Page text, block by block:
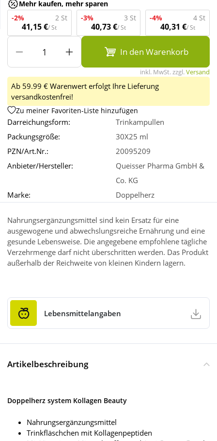
Wellness
Mehr kaufen, mehr sparen
-2%
2 St
41,15 €/ St
-3% 3 St
40,73 €/ St
-4% 4 St
40,31 €/ St
In den Warenkorb
inkl. MwSt. zzgl.Versand
Ab 59.99 € Warenwert erfolgt Ihre Lieferung
versandkostenfrei!
Zu meiner Favoriten-Liste hinzufügen
Darreichungsform:
Trinkampullen
Packungsgröße:
30X25 ml
PZN/Art.Nr.:
20095209
Anbieter/Hersteller:
Queisser Pharma GmbH &
Co. KG
Marke:
Doppelherz
Nahrungsergänzungsmittel sind kein Ersatz für eine
ausgewogene und abwechslungsreiche Ernährung und eine
gesunde Lebensweise. Die angegebene empfohlene tägliche
Verzehrmenge darf nicht überschritten werden. Das Produkt
außerhalb der Reichweite von kleinen Kindern lagern.
Lebensmittelangaben
Artikelbeschreibung
Doppelherz system Kollagen Beauty
Nahrungsergänzungsmittel
Trinkfläschchen mit Kollagenpeptiden